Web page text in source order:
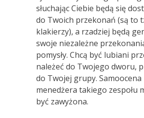
słuchając Ciebie będą się
do Twoich przekonań (są to
klakierzy), a rzadziej będą
swoje niezależne
pomysły. Chcą być lubiani
należeć do Twojego dworu,
do Twojej grupy. Samoocena
menedżera takiego zespołu
być zawyżona.